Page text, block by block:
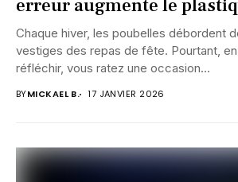
erreur augmente le
Chaque hiver, les poubelles débordent
vestiges des repas de fête. Pourtant,
réfléchir, vous ratez une occasion...
BYMICKAEL B. 17 JANVIER 2026